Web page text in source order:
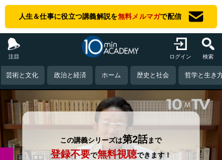
人生＆仕事に役立つ講義解説を無料メルマガで配信
注目 ログイン 検索
芸術と文化 政治と経済 ホーム 歴史と社会 哲学と生き
この講義シリーズは第2話まで
登録不要で無料視聴できます！